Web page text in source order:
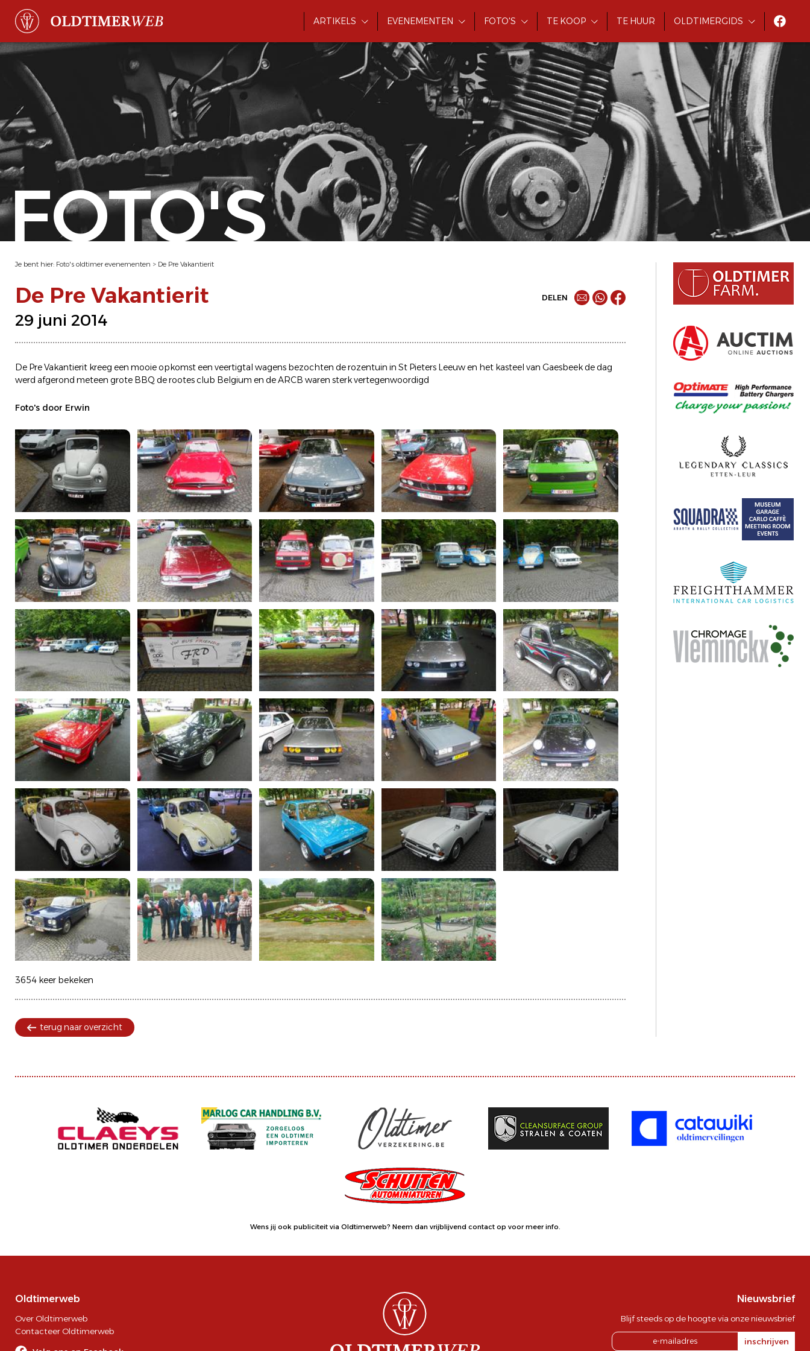
ARTIKELS EVENEMENTEN FOTO'S TE KOOP TE HUUR OLDTIMERGIDS
FOTO'S
Je bent hier: Foto's oldtimer evenementen > De Pre Vakantierit
De Pre Vakantierit
29 juni 2014
DELEN
De Pre Vakantierit kreeg een mooie opkomst een veertigtal wagens bezochten de rozentuin in St Pieters Leeuw en het kasteel van Gaesbeek de dag
werd afgerond meteen grote BBQ de rootes club Belgium en de ARCB waren sterk vertegenwoordigd
Foto's door Erwin
3654 keer bekeken
terug naar overzicht
Wens jij ook publiciteit via Oldtimerweb? Neem dan vrijblijvend contact op voor meer info.
Oldtimerweb
Over Oldtimerweb
Contacteer Oldtimerweb
Nieuwsbrief
Blijf steeds op de hoogte via onze nieuwsbrief
inschrijven